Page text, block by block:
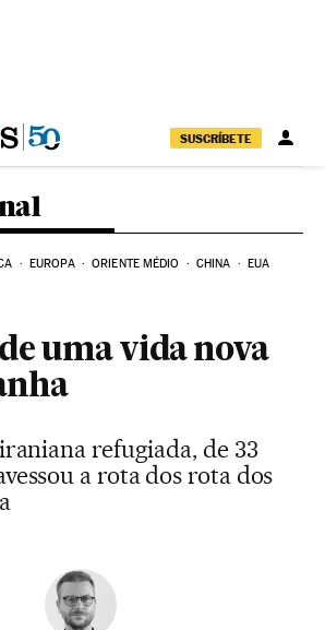
SUSCRÍBETE
EUROPA ORIENTE MÉDIO CHINA EUA
uma vida nova
refugiada, de 33
a rota dos rota dos